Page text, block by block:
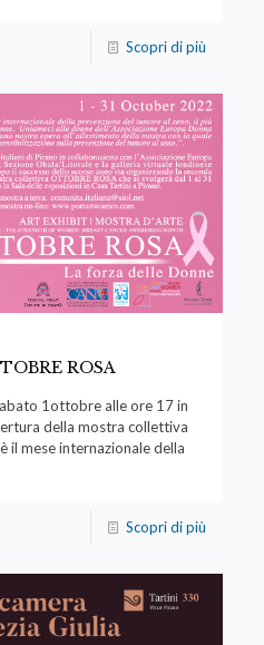
Scopri di più
ROSA
1ottobre alle ore 17 in
della mostra collettiva
il mese internazionale della
Scopri di più